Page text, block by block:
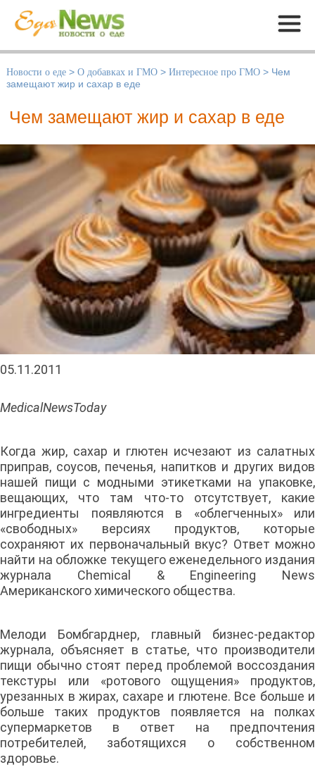
Меню
Новости о еде > О добавках и ГМО > Интересное про ГМО > Чем
замещают жир и сахар в еде
Чем замещают жир и сахар в еде
05.11.2011
MedicalNewsToday
Когда жир, сахар и глютен исчезают из салатных
приправ, соусов, печенья, напитков и других видов
нашей пищи с модными этикетками на упаковке,
вещающих, что там что-то отсутствует, какие
ингредиенты появляются в «облегченных» или
«свободных» версиях продуктов, которые
сохраняют их первоначальный вкус? Ответ можно
найти на обложке текущего еженедельного издания
журнала Chemical & Engineering News
Американского химического общества.
Мелоди Бомбгарднер, главный бизнес-редактор
журнала, объясняет в статье, что производители
пищи обычно стоят перед проблемой воссоздания
текстуры или «ротового ощущения» продуктов,
урезанных в жирах, сахаре и глютене. Все больше и
больше таких продуктов появляется на полках
супермаркетов в ответ на предпочтения
потребителей, заботящихся о собственном
здоровье.